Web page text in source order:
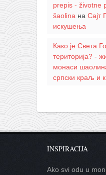
prepis - životne
šaolina на Сајт
искушења
Како је Света
територија? -
монаси
српски краљ и
INSPIRACIJA
Ako svi odu u